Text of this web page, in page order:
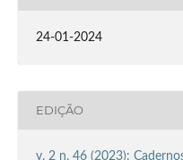
24-01-2024
EDIÇÃO
v. 2 n. 46 (2023):